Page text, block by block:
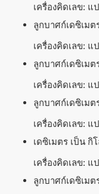
เครื่องคิดเลข: แ
ลูกบาศก์เดซิเม
เครื่องคิดเลข: แ
ลูกบาศก์เดซิเม
เครื่องคิดเลข: แ
ลูกบาศก์เดซิเม
เครื่องคิดเลข:
เดซิเมตร เป็น กิ
เครื่องคิดเลข: แ
ลูกบาศก์เดซิเม